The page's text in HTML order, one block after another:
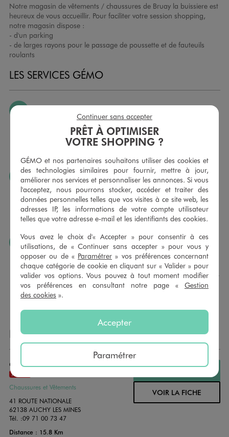
Notre magasin de vêtements / chaussures de Bruay la buissiere est
heureux de vous accueillir. Pour faciliter votre session shopping,
notre magasin dispose :
- d'un parking
- de larges rayons pour le passage de poussette et de fauteuils
roulants
LES SERVICES GÉMO
Nous échangeons et vous proposons un avoir ou un
remboursement pour tout article non porté, non retouché,
sous 30 jours, sur simple présentation du ticket de caisse,
JE PEUX FAIRE RETOUCHER MES ARTICLES
Ourlets, ceintures… vous avez la possibilité de faire
retoucher vos articles textiles dans nos magasins. Les tarifs
sont à votre disposition sur simple demande. Voir
conditions en magasins.
J’AIME FAIRE PLAISIR
Nous vous proposons des cartes cadeaux GÉMO d’un
montant au choix entre 10€ et 150€. Les cartes cadeau
GÉMO sont valables 1 an, utilisables en plusieurs fois, pour
payer vos achats en magasin. Offrez vos cartes cadeau
dans de jolies enveloppes pour toutes les occasions.
NOS AUTRES MAGASINS
GEMO AUCHY LES MINES
FERMÉ
Chaussures et Vêtements
41 ROUTE NATIONALE
62138 AUCHY LES MINES
Tél. :09 71 00 73 47
Distance : 15.8 Km
VOIR LA FICHE
PRÊT À OPTIMISER
VOTRE SHOPPING ?
GÉMO et nos partenaires souhaitons utiliser des cookies et
des technologies similaires pour fournir, mettre à jour,
améliorer nos services et personnaliser les annonces. Si vous
l'acceptez, nous pourrons stocker, accéder et traiter des
données personnelles telles que vos visites à ce site web, les
adresses IP, les informations de votre compte utilisateur
telles que votre adresse e-mail et les identifiants des cookies.
Vous avez le choix d'« Accepter » pour consentir à ces
utilisations, de « Continuer sans accepter » pour vous y
opposer ou de « Paramétrer » vos préférences concernant
chaque catégorie de cookie en cliquant sur « Valider » pour
valider vos options. Vous pouvez à tout moment modifier
vos préférences en consultant notre page « Gestion
des cookies ».
Accepter
Paramétrer
Continuer sans accepter